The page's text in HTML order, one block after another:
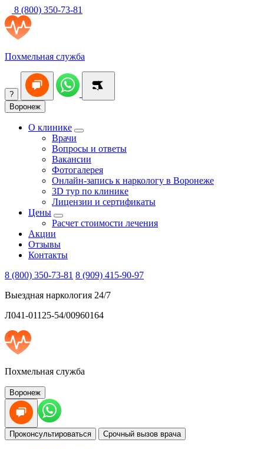
8 (800) 350-73-81
Похмельная служба
?
Воронеж
О клинике
Врачи
Вопросы и ответы
Вакансии
Фотогалерея
Онлайн-запись к наркологу в Воронеже
3D тур по клинике
Лицензии и сертификаты
Цены
Расчет стоимости лечения
Акции
Отзывы
Контакты
8 (800) 350-73-81 8 (909) 415-90-97
Выездная наркология 24/7
Л041-01125-54/00960164
Похмельная служба
Воронеж
Проконсультироваться Срочный вызов врача